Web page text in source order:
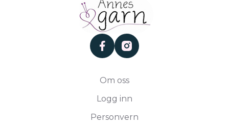
facebookinstagram
Om oss
Logg inn
Personvern